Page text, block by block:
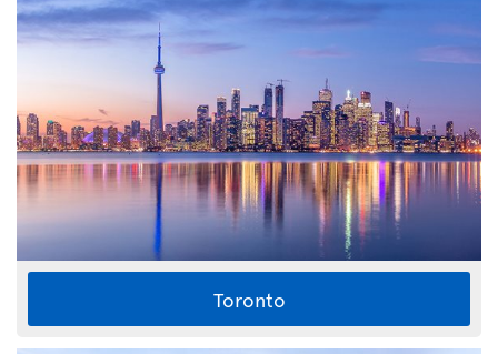
Toronto